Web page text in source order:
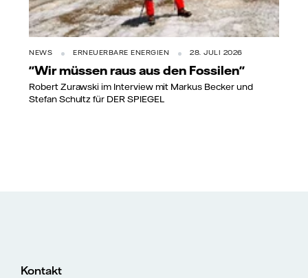
NEWS ERNEUERBARE ENERGIEN 28. JULI 2026
"Wir müssen raus aus den Fossilen"
Robert Zurawski im Interview mit Markus Becker und
Stefan Schultz für DER SPIEGEL
Kontakt